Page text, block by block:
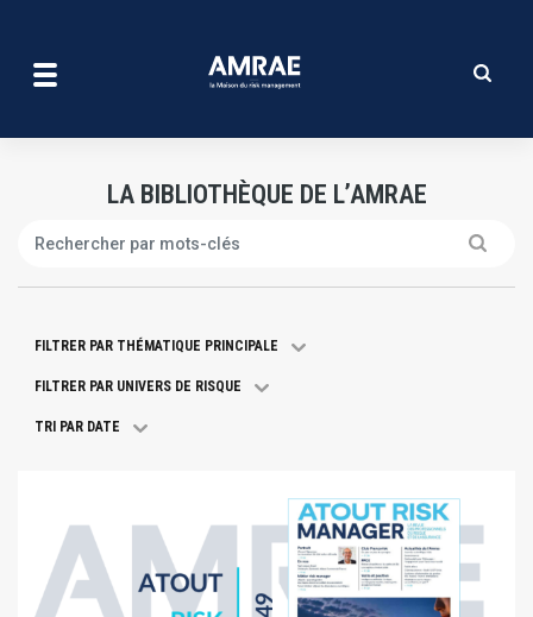
contenu
LA BIBLIOTHÈQUE DE L’AMRAE
Search
FILTRER PAR THÉMATIQUE PRINCIPALE
FILTRER PAR UNIVERS DE RISQUE
TRI PAR DATE